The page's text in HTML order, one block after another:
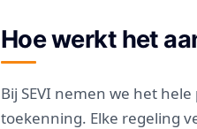
Hoe werkt het
Bij SEVI nemen we het
toekenning. Elke regeling